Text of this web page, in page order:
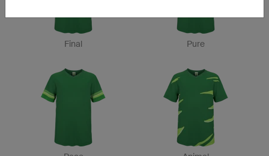
Final Pure